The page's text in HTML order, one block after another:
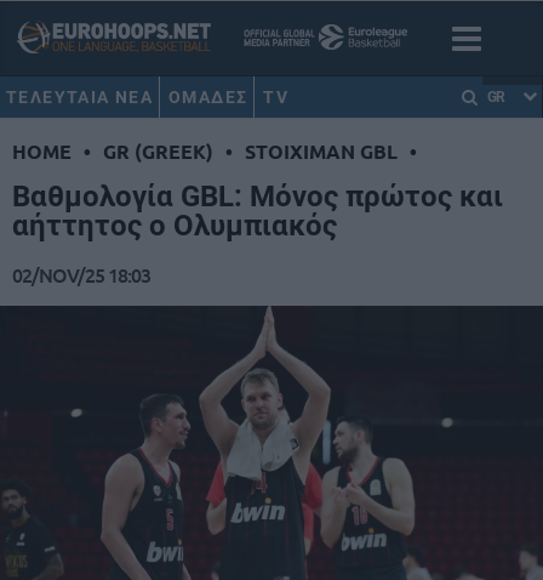
ΤΕΛΕΥΤΑΙΑ ΝΕΑ ΟΜΑΔΕΣ TV GR
HOME • GR (GREEK) • STOIXIMAN GBL •
Βαθμολογία GBL: Μόνος πρώτος και
αήττητος ο Ολυμπιακός
02/NOV/25 18:03